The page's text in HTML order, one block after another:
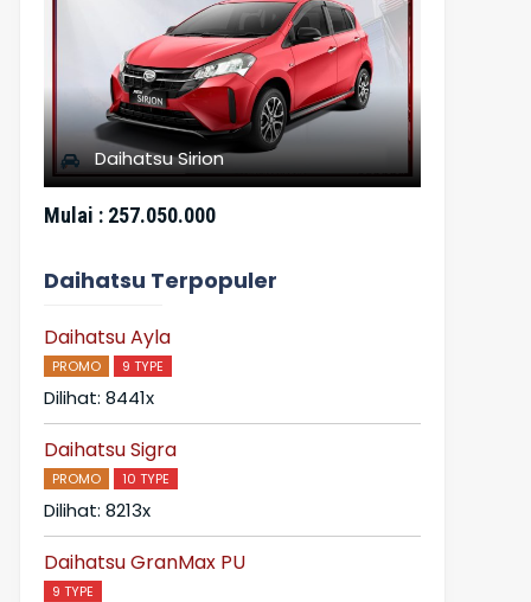
Daihatsu Sirion
Mulai : 257.050.000
Daihatsu Terpopuler
Daihatsu Ayla
PROMO 9 TYPE
Dilihat: 8441x
Daihatsu Sigra
PROMO 10 TYPE
Dilihat: 8213x
Daihatsu GranMax PU
9 TYPE